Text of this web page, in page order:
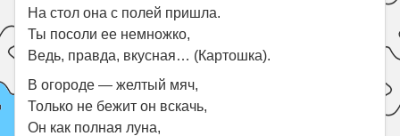
На стол она с полей пришла.
Ты посоли ее немножко,
Ведь, правда, вкусная… (Картошка).
В огороде — желтый мяч,
Только не бежит он вскачь,
Он как полная луна,